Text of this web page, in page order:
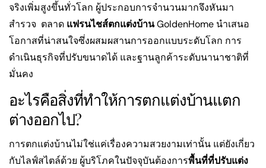
จริงเพิ่มสูงขึ้นทั่วโลก ผู้ประกอบการจำนวนมากจึงหันมา
สำรวจ ตลาด แฟรนไชส์ตกแต่งบ้านGoldenHome นำเสนอ
โอกาสที่น่าสนใจซึ่งผสมผสานการออกแบบระดับโลก การ
ดำเนินธุรกิจที่ปรับขนาดได้ และฐานลูกค้าระดับนานาชาติที่
มั่นคง
อะไรคือสิ่งที่ทำให้การตกแต่งบ้านแตก
ต่างออกไป?
การตกแต่งบ้านไม่ใช่แค่เรื่องความสวยงามเท่านั้น แต่ยังเกี่ยว
กับไลฟ์สไตล์ด้วย ผู้บริโภคในปัจจุบันต้องการพื้นที่ที่ปรับแต่ง